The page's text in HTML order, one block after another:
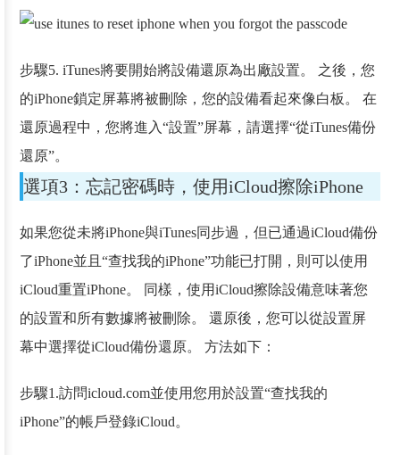
步驟5. iTunes將要開始將設備還原為出廠設置。 之後，您
的iPhone鎖定屏幕將被刪除，您的設備看起來像白板。 在
還原過程中，您將進入“設置”屏幕，請選擇“從iTunes備份
還原”。
選項3：忘記密碼時，使用iCloud擦除iPhone
如果您從未將iPhone與iTunes同步過，但已通過iCloud備份
了iPhone並且“查找我的iPhone”功能已打開，則可以使用
iCloud重置iPhone。 同樣，使用iCloud擦除設備意味著您
的設置和所有數據將被刪除。 還原後，您可以從設置屏
幕中選擇從iCloud備份還原。 方法如下：
步驟1.訪問icloud.com並使用您用於設置“查找我的
iPhone”的帳戶登錄iCloud。